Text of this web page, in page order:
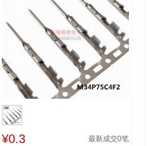
¥0.3 最新成交0笔